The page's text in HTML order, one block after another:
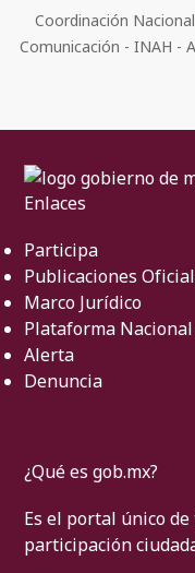
Coordinación
Comunicación - INAH -
Enlaces
Participa
Publicaciones
Marco Jurídico
Plataforma
Alerta
Denuncia
¿Qué es gob.mx?
Es el portal único
participación